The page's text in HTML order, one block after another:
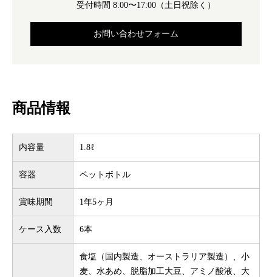
受付時間 8:00〜17:00（土日祝除く）
お問い合わせフォーム
商品情報
内容量 1.8ℓ
容器 ペットボトル
賞味期間 1年5ヶ月
ケース入数 6本
食塩（国内製造、オーストラリア製造）、小
麦、水あめ、脱脂加工大豆、アミノ酸液、大